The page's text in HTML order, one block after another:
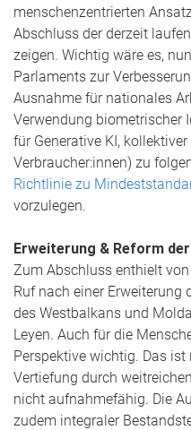
menschenzentrierten
Abschluss der derzeit
zeigen. Wichtig wäre es,
Parlaments zur
Ausnahme für nationales
Verwendung biometrischer
für Generative KI,
Verbraucher:innen) zu
Richtlinie zu
vorzulegen.
Erweiterung & Reform der
Zum Abschluss enthielt von
Ruf nach einer Erweiterung
des Westbalkans und
Leyen. Auch für die
Perspektive wichtig. Das
Vertiefung durch
nicht aufnahmefähig. Die
zudem integraler